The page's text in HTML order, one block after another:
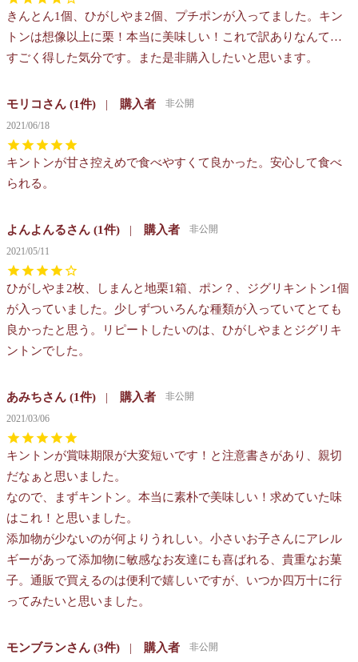
きんとん1個、ひがしやま2個、プチポンが入ってました。キン
トンは想像以上に栗！本当に美味しい！これで訳ありなんて…
すごく得した気分です。また是非購入したいと思います。
モリコ 1 購入者
非公開
2021/06/18
キントンが甘さ控えめで食べやすくて良かった。安心して食べ
られる。
よんよんる 1 購入者
非公開
2021/05/11
ひがしやま2枚、しまんと地栗1箱、ポン？、ジグリキントン1個
が入っていました。少しずついろんな種類が入っていてとても
良かったと思う。リピートしたいのは、ひがしやまとジグリキ
ントンでした。
あみち 1 購入者
非公開
2021/03/06
キントンが賞味期限が大変短いです！と注意書きがあり、親切
だなぁと思いました。
なので、まずキントン。本当に素朴で美味しい！求めていた味
はこれ！と思いました。
添加物が少ないのが何よりうれしい。小さいお子さんにアレル
ギーがあって添加物に敏感なお友達にも喜ばれる、貴重なお菓
子。通販で買えるのは便利で嬉しいですが、いつか四万十に行
ってみたいと思いました。
モンブラン 3 購入者
非公開